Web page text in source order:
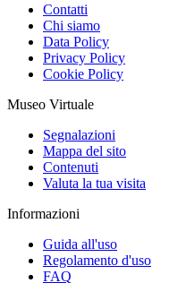
Contatti
Chi siamo
Data Policy
Privacy Policy
Cookie Policy
Museo Virtuale
Segnalazioni
Mappa del sito
Contenuti
Valuta la tua visita
Informazioni
Guida all'uso
Regolamento d'uso
FAQ